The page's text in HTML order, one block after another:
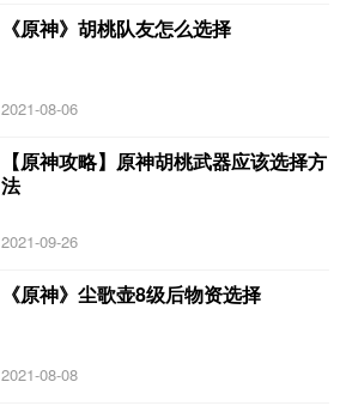
《原神》胡桃队友怎么选择
2021-08-06
【原神攻略】原神胡桃武器应该选择方
法
2021-09-26
《原神》尘歌壶8级后物资选择
2021-08-08